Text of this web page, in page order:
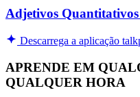
Adjetivos
Descarrega a aplicação
APRENDE EM
QUALQUER HORA